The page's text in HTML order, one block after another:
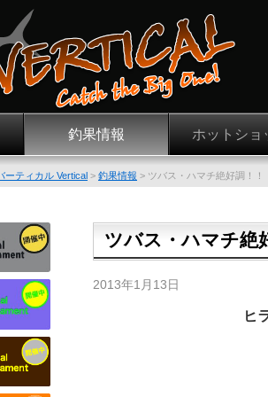
釣果情報 ホットショ
ーティカル Vertical > 釣果情報 > ツバス・ハマチ絶好調！！
ツバス・ハマチ絶
2013年1月13日
ヒ